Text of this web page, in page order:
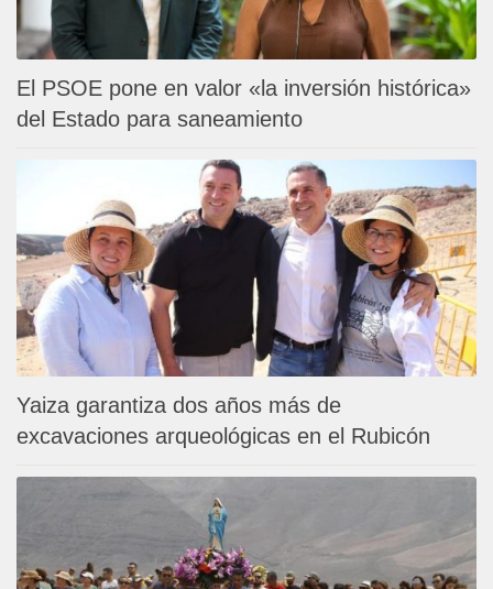
El PSOE pone en valor «la inversión histórica»
del Estado para saneamiento
Yaiza garantiza dos años más de
excavaciones arqueológicas en el Rubicón